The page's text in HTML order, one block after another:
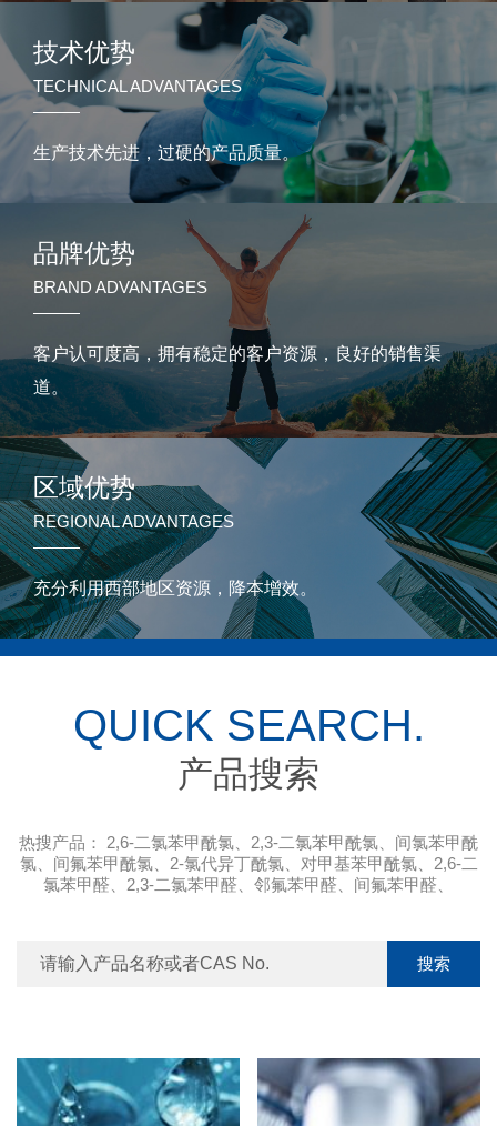
技术优势
TECHNICAL ADVANTAGES
生产技术先进，过硬的产品质量。
品牌优势
BRAND ADVANTAGES
客户认可度高，拥有稳定的客户资源，良好的销售渠
道。
区域优势
REGIONAL ADVANTAGES
充分利用西部地区资源，降本增效。
QUICK SEARCH.
产品搜索
热搜产品： 2,6-二氯苯甲酰氯 2,3-二氯苯甲酰氯
间氯苯甲酰
氯、 间氟苯甲酰氯、 2-氯代异丁酰氯、 对甲基苯甲酰氯、 2,6-二
氯苯甲醛
2,3-二氯苯甲醛 邻氟苯甲醛 间氟苯甲醛